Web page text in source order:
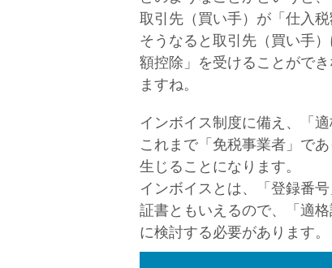
取引先（買い手）が「仕入
そうなると取引先（買い手
額控除」を受けることがで
ますね。
インボイス制度に備え、「
これまで「免税事業者」で
生じることになります。
インボイスとは、「登録番
証書ともいえるので、「適
に検討する必要があります。